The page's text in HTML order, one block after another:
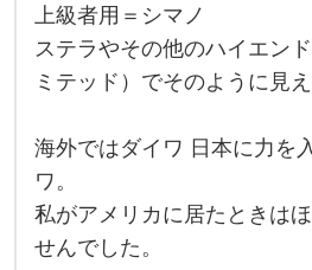
A
N
O
（
シ
マ
ノ
と
人
受
け
イ
ワ
製
品
の
種
類
上級者用＝シマノ
ステラやその他のハイエン
ミテッド）でそのように見
海外ではダイワ 日本に力を
ワ。
私がアメリカに居たときは
せんでした。